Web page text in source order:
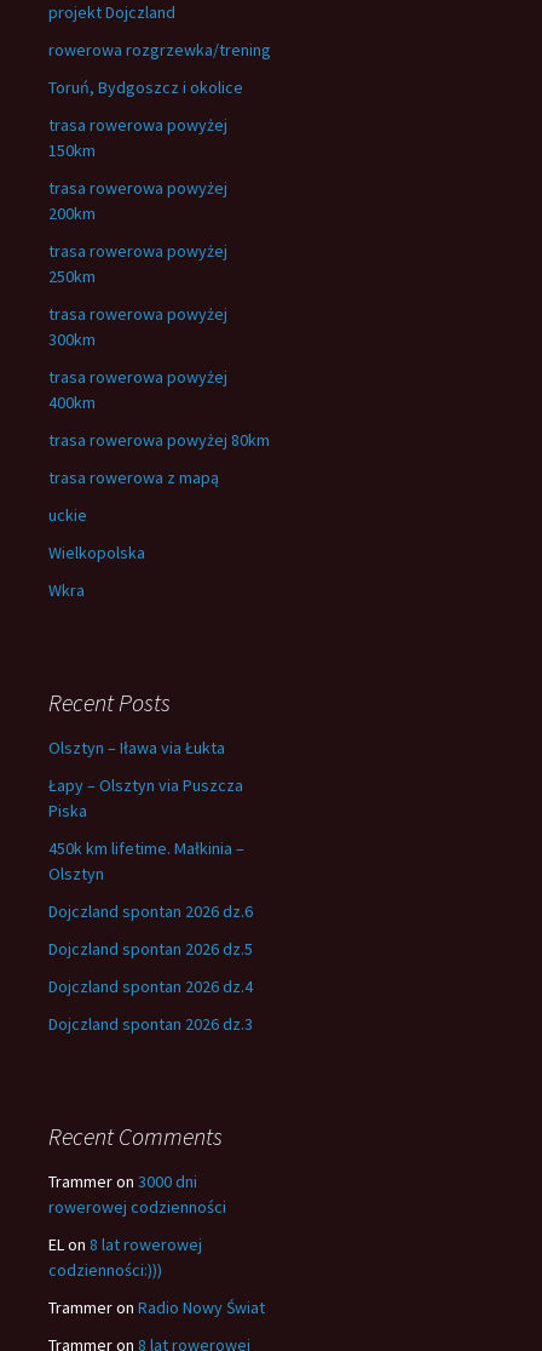
projekt Dojczland
rowerowa rozgrzewka/trening
Toruń, Bydgoszcz i okolice
trasa rowerowa powyżej
150km
trasa rowerowa powyżej
200km
trasa rowerowa powyżej
250km
trasa rowerowa powyżej
300km
trasa rowerowa powyżej
400km
trasa rowerowa powyżej 80km
trasa rowerowa z mapą
uckie
Wielkopolska
Wkra
Recent Posts
Olsztyn – Iława via Łukta
Łapy – Olsztyn via Puszcza
Piska
450k km lifetime. Małkinia –
Olsztyn
Dojczland spontan 2026 dz.6
Dojczland spontan 2026 dz.5
Dojczland spontan 2026 dz.4
Dojczland spontan 2026 dz.3
Recent Comments
Trammeron 3000 dni
rowerowej codzienności
ELon 8 lat rowerowej
codzienności:)))
Trammeron Radio Nowy Świat
Trammeron 8 lat rowerowej